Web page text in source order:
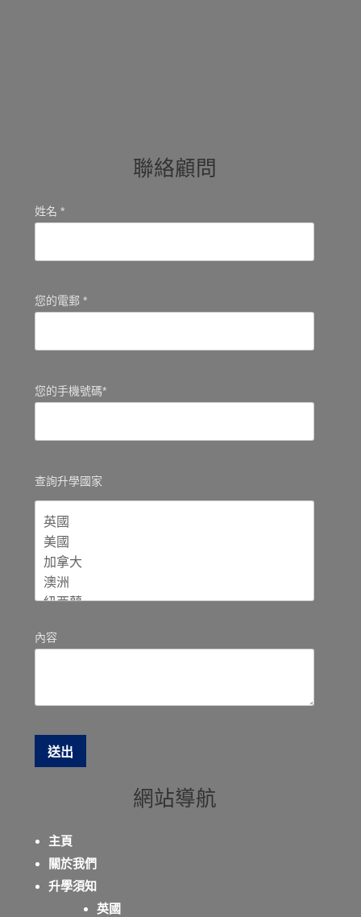
聯絡顧問
姓名 *
您的電郵 *
您的手機號碼*
查詢升學國家
內容
網站導航
主頁
關於我們
升學須知
英國